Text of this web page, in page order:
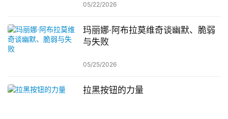
05/22/2026
玛丽娜·阿布拉莫维奇谈幽默、脆弱
与失败
05/25/2026
拉黑按钮的力量